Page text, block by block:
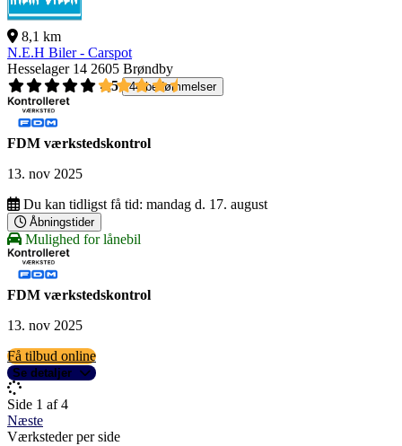
8,1 km
N.E.H Biler - Carspot
Hesselager 14 2605 Brøndby
4,5
44 bedømmelser
FDM værkstedskontrol
13. nov 2025
Du kan tidligst få tid: mandag d. 17. august
Åbningstider
Mulighed for lånebil
FDM værkstedskontrol
13. nov 2025
Få tilbud online
Se detaljer
Side 1 af 4
Næste
Værksteder per side